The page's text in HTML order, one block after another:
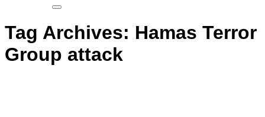
Tag Archives: Hamas Terror
Group attack